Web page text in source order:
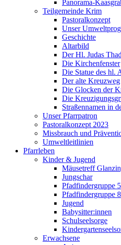
Panorama-
Teilgemeinde Krim
Pastoralkonzept
Unser
Geschichte
Altarbild
Der Hl. Judas
Die Kirchenfenster
Die Statue des hl.
Der alte Kreuzweg
Die Glocken der
Die
Straßennamen in
Unser Pfarrpatron
Pastoralkonzept 2023
Missbrauch und
Umweltleitlinien
Pfarrleben
Kinder & Jugend
Mäusetreff
Jungschar
Pfadfindergruppe
Pfadfindergruppe
Jugend
Babysitter:innen
Schulseelsorge
Erwachsene